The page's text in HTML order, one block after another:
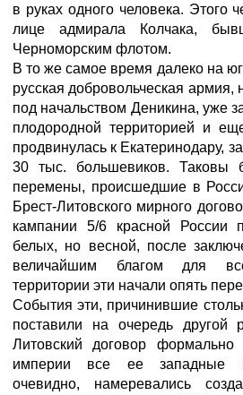
в руках одного человека. Этого
лице адмирала Колчака,
Черноморским флотом.
В то же самое время далеко на
русская добровольческая армия,
под начальством Деникина, уже
плодородной территорией и
продвинулась к Екатеринодару,
30 тыс. большевиков. Таковы
перемены, происшедшие в
Брест-Литовского мирного
кампании 5/6 красной России
белых, но весной, после
величайшим благом для
территории эти начали опять
События эти, причинившие
поставили на очередь другой
Литовский договор формально
империи все ее западные
очевидно, намеревались